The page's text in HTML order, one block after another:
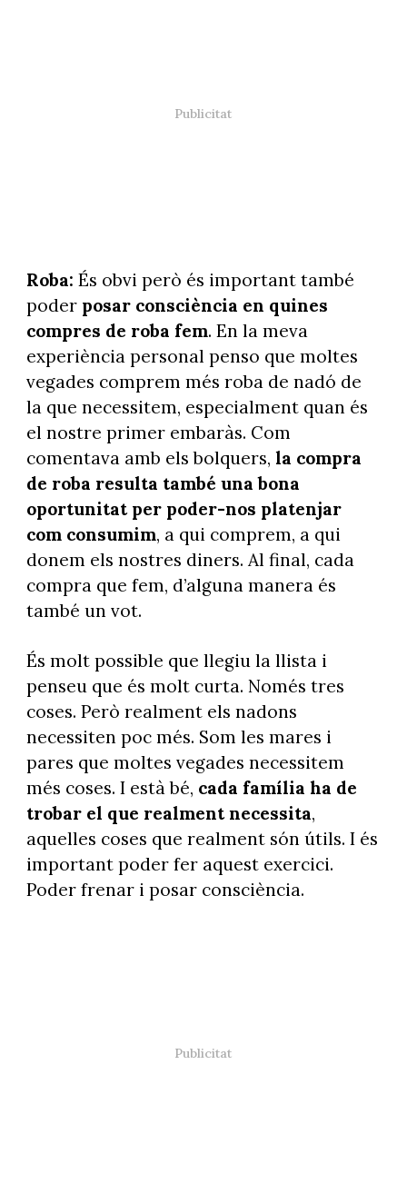
Roba: És obvi però és important també
poder posar consciència en quines
compres de roba fem. En la meva
experiència personal penso que moltes
vegades comprem més roba de nadó de
la que necessitem, especialment quan és
el nostre primer embaràs. Com
comentava amb els bolquers, la compra
de roba resulta també una bona
oportunitat per poder-nos platenjar
com consumim, a qui comprem, a qui
donem els nostres diners. Al final, cada
compra que fem, d’alguna manera és
també un vot.
És molt possible que llegiu la llista i
penseu que és molt curta. Només tres
coses. Però realment els nadons
necessiten poc més. Som les mares i
pares que moltes vegades necessitem
més coses. I està bé, cada família ha de
trobar el que realment necessita,
aquelles coses que realment són útils. I és
important poder fer aquest exercici.
Poder frenar i posar consciència.